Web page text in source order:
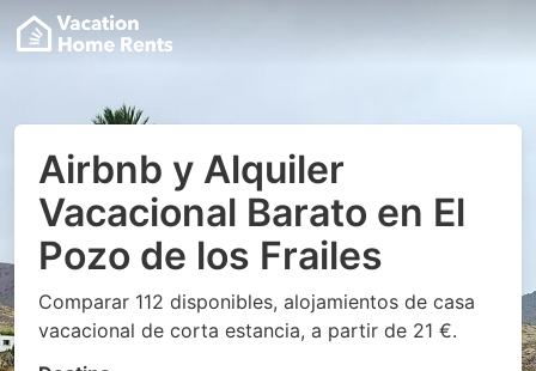
Airbnb y Alquiler
Vacacional Barato en El
Pozo de los Frailes
Comparar 112 disponibles, alojamientos de casa
vacacional de corta estancia, a partir de 21 €.